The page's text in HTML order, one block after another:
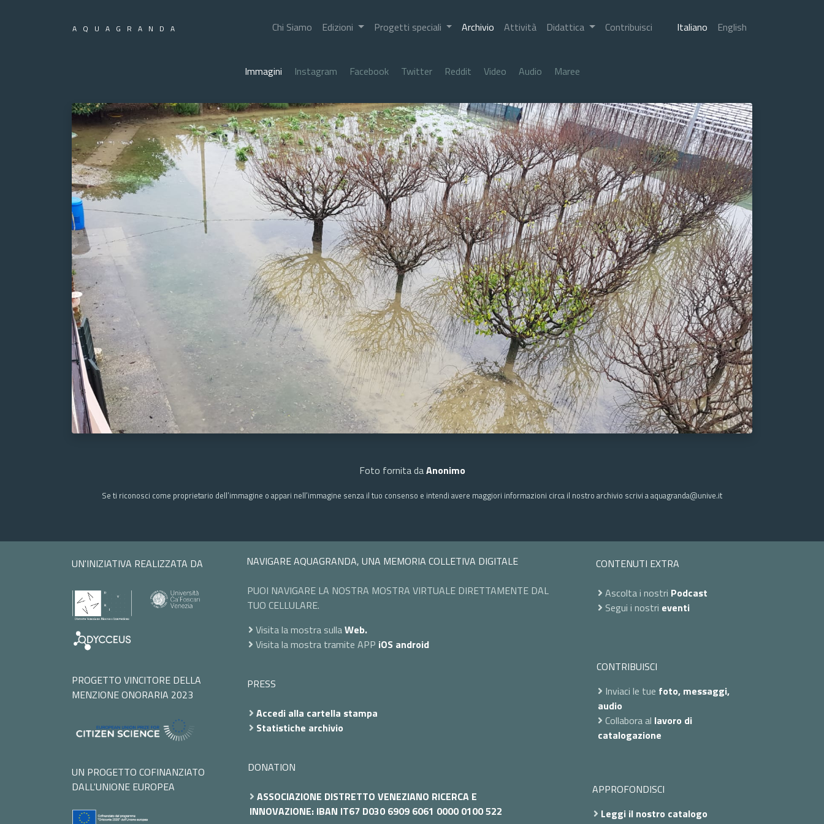
AQUAGRANDA Chi Siamo Edizioni Progetti speciali Archivio Attività Didattica Contribuisci Italiano English
Immagini Instagram Facebook Twitter Reddit Video Audio Maree
Foto fornita daAnonimo
Se ti riconosci come proprietario dell’immagine o appari nell’immagine senza il tuo consenso e intendi avere maggiori informazioni circa il nostro archivio scrivi a aquagranda@unive.it
UN'INIZIATIVA REALIZZATA DA
PROGETTO VINCITORE DELLA
MENZIONE ONORARIA 2023
UN PROGETTO COFINANZIATO
DALL'UNIONE EUROPEA
NAVIGARE AQUAGRANDA, UNA MEMORIA COLLETIVA DIGITALE
PUOI NAVIGARE LA NOSTRA MOSTRA VIRTUALE DIRETTAMENTE DAL
TUO CELLULARE.
Visita la mostra sullaWeb.
Visita la mostra tramite APP iOS android
PRESS
Accedi alla cartella stampa
Statistiche archivio
DONATION
ASSOCIAZIONE DISTRETTO VENEZIANO RICERCA E
INNOVAZIONE: IBAN IT67 D030 6909 6061 0000 0100 522
CONTENUTI EXTRA
Ascolta i nostri Podcast
Segui i nostri eventi
CONTRIBUISCI
Inviaci le tue foto, messaggi,
audio
Collabora al lavoro di
catalogazione
APPROFONDISCI
Leggi il nostro catalogo